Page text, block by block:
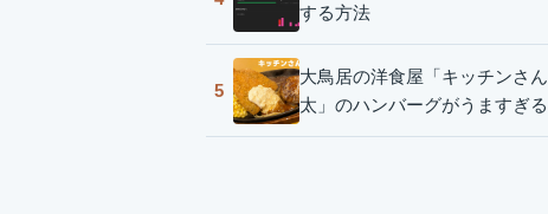
する方法
5
大鳥居の洋食屋「キッチンさん
太」のハンバーグがうますぎる